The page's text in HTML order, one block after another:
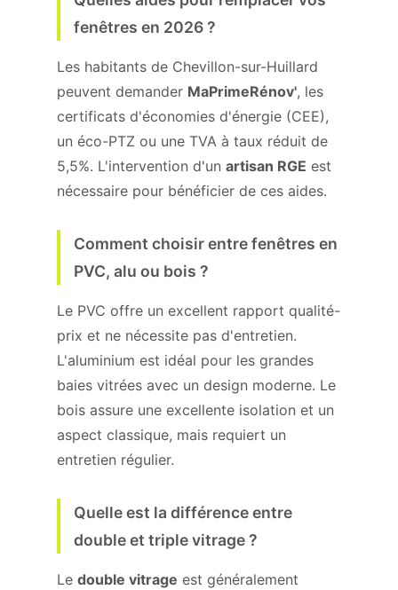
fenêtres en 2026 ?
Les habitants de Chevillon-sur-Huillard
peuvent demander MaPrimeRénov', les
certificats d'économies d'énergie (CEE),
un éco-PTZ ou une TVA à taux réduit de
5,5%. L'intervention d'un artisan RGE est
nécessaire pour bénéficier de ces aides.
Comment choisir entre fenêtres en
PVC, alu ou bois ?
Le PVC offre un excellent rapport qualité-
prix et ne nécessite pas d'entretien.
L'aluminium est idéal pour les grandes
baies vitrées avec un design moderne. Le
bois assure une excellente isolation et un
aspect classique, mais requiert un
entretien régulier.
Quelle est la différence entre
double et triple vitrage ?
Le double vitrage est généralement